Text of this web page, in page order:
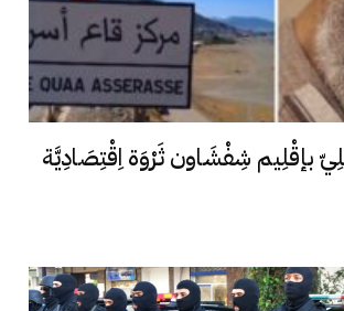
بإقْلِيم شِفْشَاون ثَرْوَة اِقْتِصَادِيَّة